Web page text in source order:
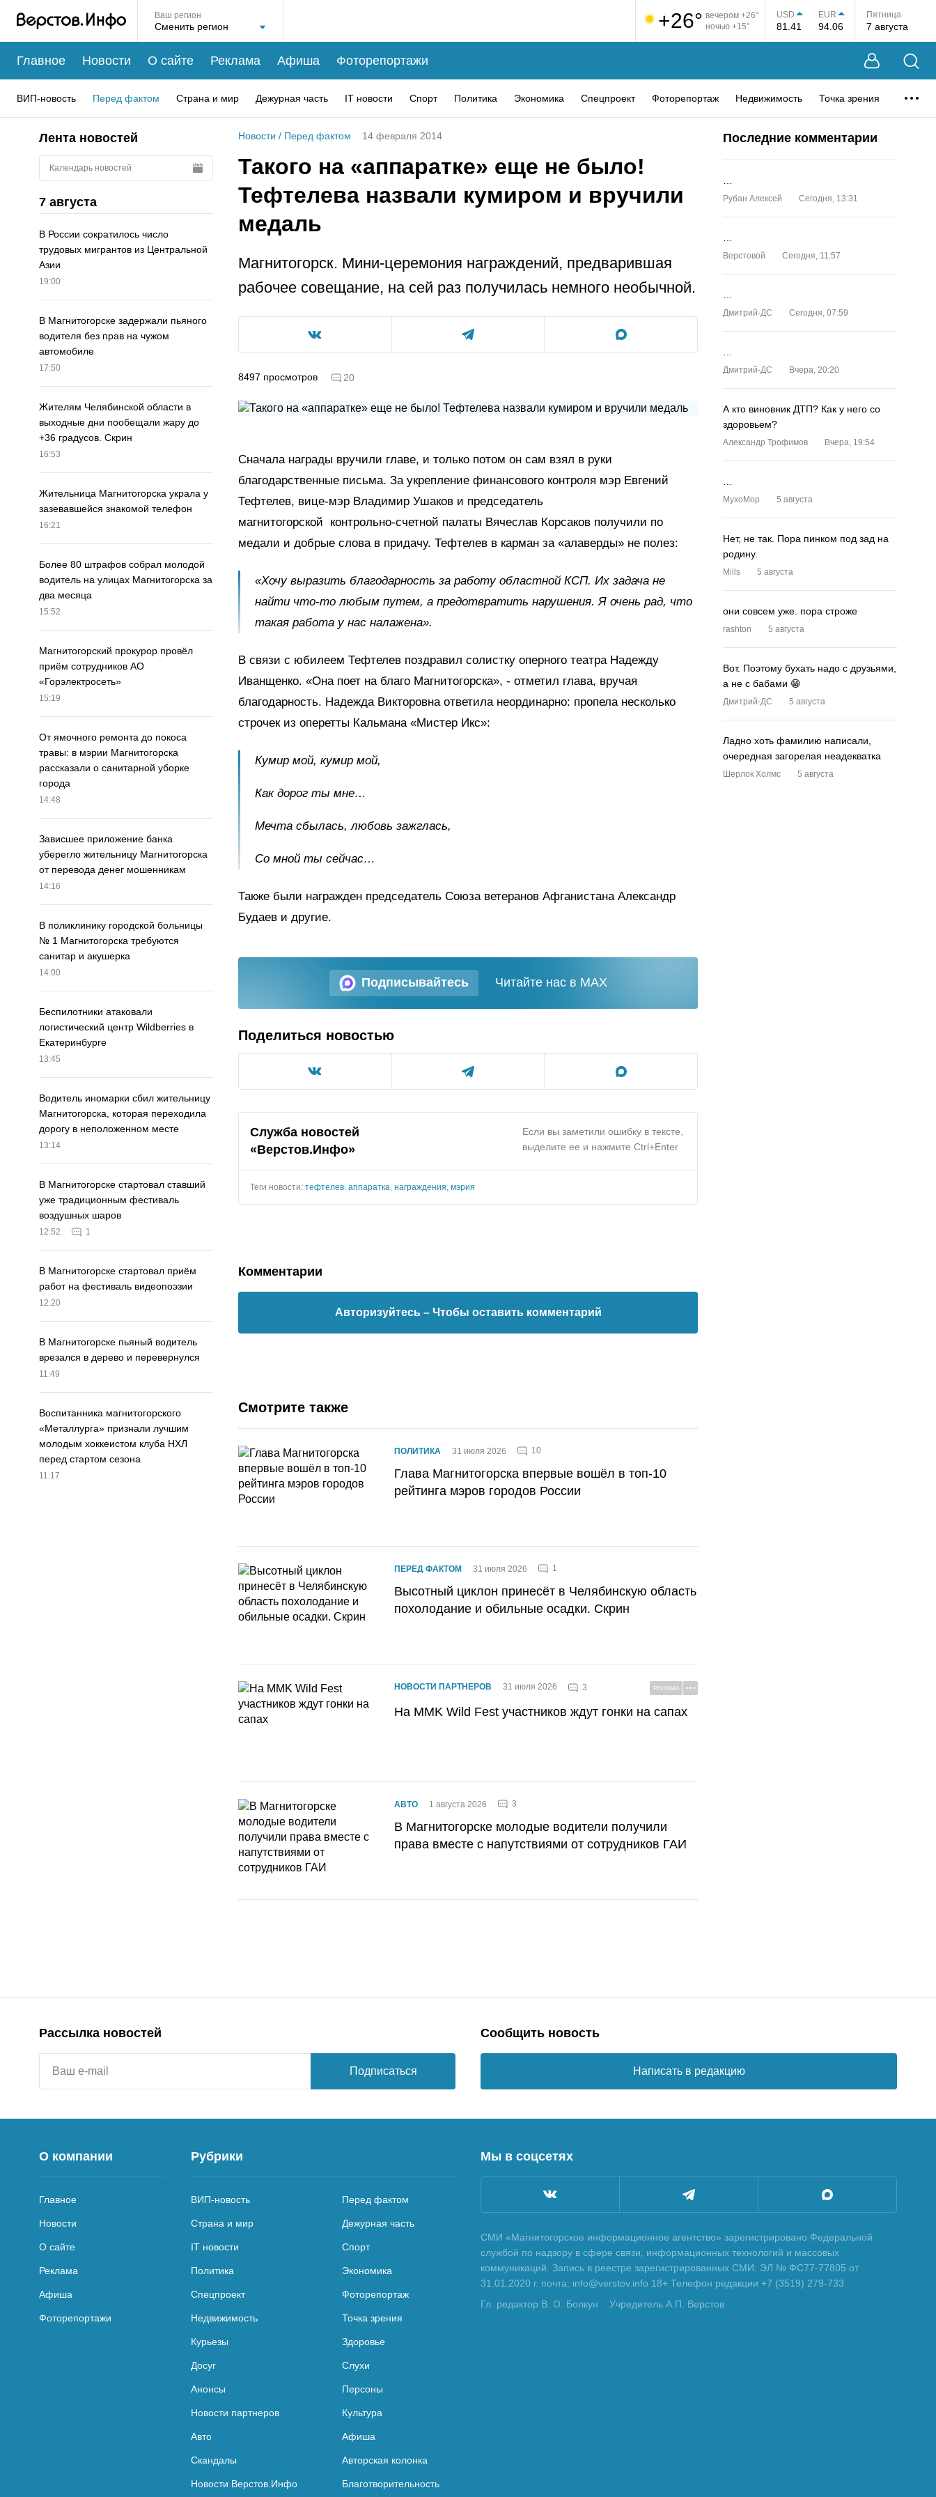
Ваш регион +26° вечером +26°
ночью +15°
USD
81.41
EUR
94.06
Пятница
7 августа
Главное Новости О сайте Реклама Афиша Фоторепортажи
ВИП-новость Перед фактом Страна и мир Дежурная часть IT новости Спорт Политика Экономика Спецпроект Фоторепортаж Недвижимость Точка зрения
Лента новостей
Календарь новостей
7 августа
В России сократилось число
трудовых мигрантов из Центральной
Азии
19:00
В Магнитогорске задержали пьяного
водителя без прав на чужом
автомобиле
17:50
Жителям Челябинской области в
выходные дни пообещали жару до
+36 градусов. Скрин
16:53
Жительница Магнитогорска украла у
зазевавшейся знакомой телефон
16:21
Более 80 штрафов собрал молодой
водитель на улицах Магнитогорска за
два месяца
15:52
Магнитогорский прокурор провёл
приём сотрудников АО
«Горэлектросеть»
15:19
От ямочного ремонта до покоса
травы: в мэрии Магнитогорска
рассказали о санитарной уборке
города
14:48
Зависшее приложение банка
уберегло жительницу Магнитогорска
от перевода денег мошенникам
14:16
В поликлинику городской больницы
№ 1 Магнитогорска требуются
санитар и акушерка
14:00
Беспилотники атаковали
логистический центр Wildberries в
Екатеринбурге
13:45
Водитель иномарки сбил жительницу
Магнитогорска, которая переходила
дорогу в неположенном месте
13:14
В Магнитогорске стартовал ставший
уже традиционным фестиваль
воздушных шаров
12:52 1
В Магнитогорске стартовал приём
работ на фестиваль видеопоэзии
12:20
В Магнитогорске пьяный водитель
врезался в дерево и перевернулся
11:49
Воспитанника магнитогорского
«Металлурга» признали лучшим
молодым хоккеистом клуба НХЛ
перед стартом сезона
11:17
Новости / Перед фактом 14 февраля 2014
Такого на «аппаратке» еще не было!
Тефтелева назвали кумиром и вручили
медаль
Магнитогорск. Мини-церемония награждений, предварившая
рабочее совещание, на сей раз получилась немного необычной.
8497 просмотров 20
Сначала награды вручили главе, и только потом он сам взял в руки
благодарственные письма. За укрепление финансового контроля мэр Евгений
Тефтелев, вице-мэр Владимир Ушаков и председатель
магнитогорской контрольно-счетной палаты Вячеслав Корсаков получили по
медали и добрые слова в придачу. Тефтелев в карман за «алаверды» не полез:
«Хочу выразить благодарность за работу областной КСП. Их задача не
найти что-то любым путем, а предотвратить нарушения. Я очень рад, что
такая работа у нас налажена».
В связи с юбилеем Тефтелев поздравил солистку оперного театра Надежду
Иванщенко. «Она поет на благо Магнитогорска», - отметил глава, вручая
благодарность. Надежда Викторовна ответила неординарно: пропела несколько
строчек из оперетты Кальмана «Мистер Икс»:
Кумир мой, кумир мой,
Как дорог ты мне…
Мечта сбылась, любовь зажглась,
Со мной ты сейчас…
Также были награжден председатель Союза ветеранов Афганистана Александр
Будаев и другие.
Подписывайтесь Читайте нас в MAX
Поделиться новостью
Служба новостей
«Верстов.Инфо»
Если вы заметили ошибку в тексте,
выделите ее и нажмите Ctrl+Enter
Теги новости: тефтелев. аппаратка награждения мэрия
Комментарии
Авторизуйтесь – Чтобы оставить комментарий
Смотрите также
ПОЛИТИКА 31 июля 2026 10
Глава Магнитогорска впервые вошёл в топ-10
рейтинга мэров городов России
ПЕРЕД ФАКТОМ 31 июля 2026 1
Высотный циклон принесёт в Челябинскую область
похолодание и обильные осадки. Скрин
НОВОСТИ ПАРТНЕРОВ 31 июля 2026 3 РЕКЛАМА
На MMK Wild Fest участников ждут гонки на сапах
АВТО 1 августа 2026 3
В Магнитогорске молодые водители получили
права вместе с напутствиями от сотрудников ГАИ
Последние комментарии
Рубан Алексей Сегодня, 13:31
Верстовой Сегодня, 11:57
Дмитрий-ДС Сегодня, 07:59
Дмитрий-ДС Вчера, 20:20
А кто виновник ДТП? Как у него со
здоровьем?
Александр Трофимов Вчера, 19:54
MyxoMop 5 августа
Нет, не так. Пора пинком под зад на
родину.
Mills 5 августа
они совсем уже. пора строже
rashton 5 августа
Вот. Поэтому бухать надо с друзьями,
а не с бабами 😁
Дмитрий-ДС 5 августа
Ладно хоть фамилию написали,
очередная загорелая неадекватка
Шерлок Холмс 5 августа
Рассылка новостей
Подписаться
Сообщить новость
Написать в редакцию
О компании
Главное
Новости
О сайте
Реклама
Афиша
Фоторепортажи
Рубрики
ВИП-новость Перед фактом
Страна и мир Дежурная часть
IT новости Спорт
Политика Экономика
Спецпроект Фоторепортаж
Недвижимость Точка зрения
Курьезы Здоровье
Досуг Слухи
Анонсы Персоны
Новости партнеров Культура
Авто Афиша
Скандалы Авторская колонка
Новости Верстов.Инфо Благотворительность
Мы в соцсетях
СМИ «Магнитогорское информационное агентство» зарегистрировано Федеральной
службой по надзору в сфере связи, информационных технологий и массовых
коммуникаций. Запись в реестре зарегистрированных СМИ: ЭЛ № ФС77-77805 от
31.01.2020 г. почта: info@verstov.info 18+ Телефон редакции +7 (3519) 279-733
Гл. редактор В. О. Болкун
Учредитель А.П. Верстов